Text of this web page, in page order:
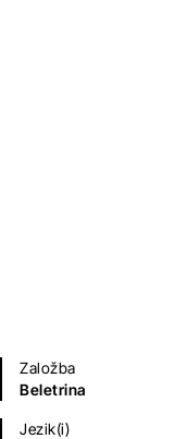
Založba
Beletrina
Jezik(i)